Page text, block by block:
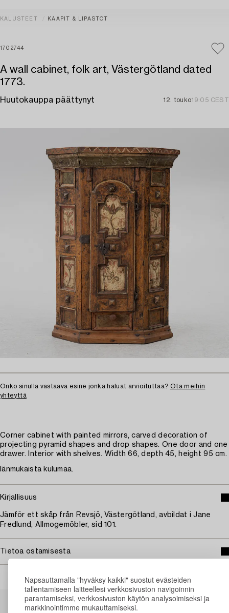
Napsauttamalla "hyväksy kaikki" suostut evästeiden
tallentamiseen laitteellesi verkkosivuston navigoinnin
parantamiseksi, verkkosivuston käytön analysoimiseksi ja
markkinointimme mukauttamiseksi.
KALUSTEET KAAPIT & LIPASTOT
1702744
A wall cabinet, folk art, Västergötland dated
1773.
Huutokauppa päättynyt 12. touko19:05 CEST
Onko sinulla vastaava esine jonka haluat arvioituttaa? Ota meihin
yhteyttä
Corner cabinet with painted mirrors, carved decoration of
projecting pyramid shapes and drop shapes. One door and one
drawer. Interior with shelves. Width 66, depth 45, height 95 cm.
Iänmukaista kulumaa.
Kirjallisuus
Jämför ett skåp från Revsjö, Västergötland, avbildat i Jane
Fredlund, Allmogemöbler, sid 101.
Tietoa ostamisesta
Muiden katsomia kohteita